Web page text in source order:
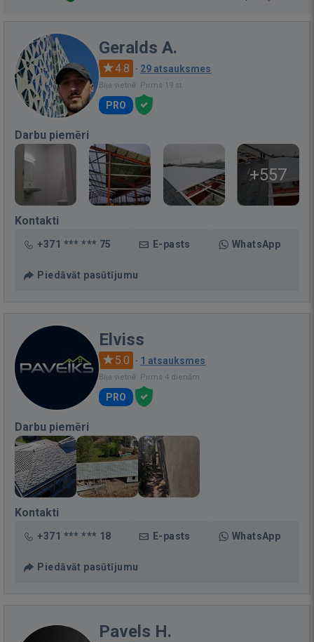
Geralds A.
4.8 · 29 atsauksmes
Bija vietnē: Pirms 19 st.
PRO
Darbu piemēri
+557
Kontakti
+371 *** *** 75 E-pasts WhatsApp
Piedāvāt pasūtījumu
Elviss
5.0 · 1 atsauksmes
Bija vietnē: Pirms 4 dienām
PRO
Darbu piemēri
Kontakti
+371 *** *** 18 E-pasts WhatsApp
Piedāvāt pasūtījumu
Pavels H.